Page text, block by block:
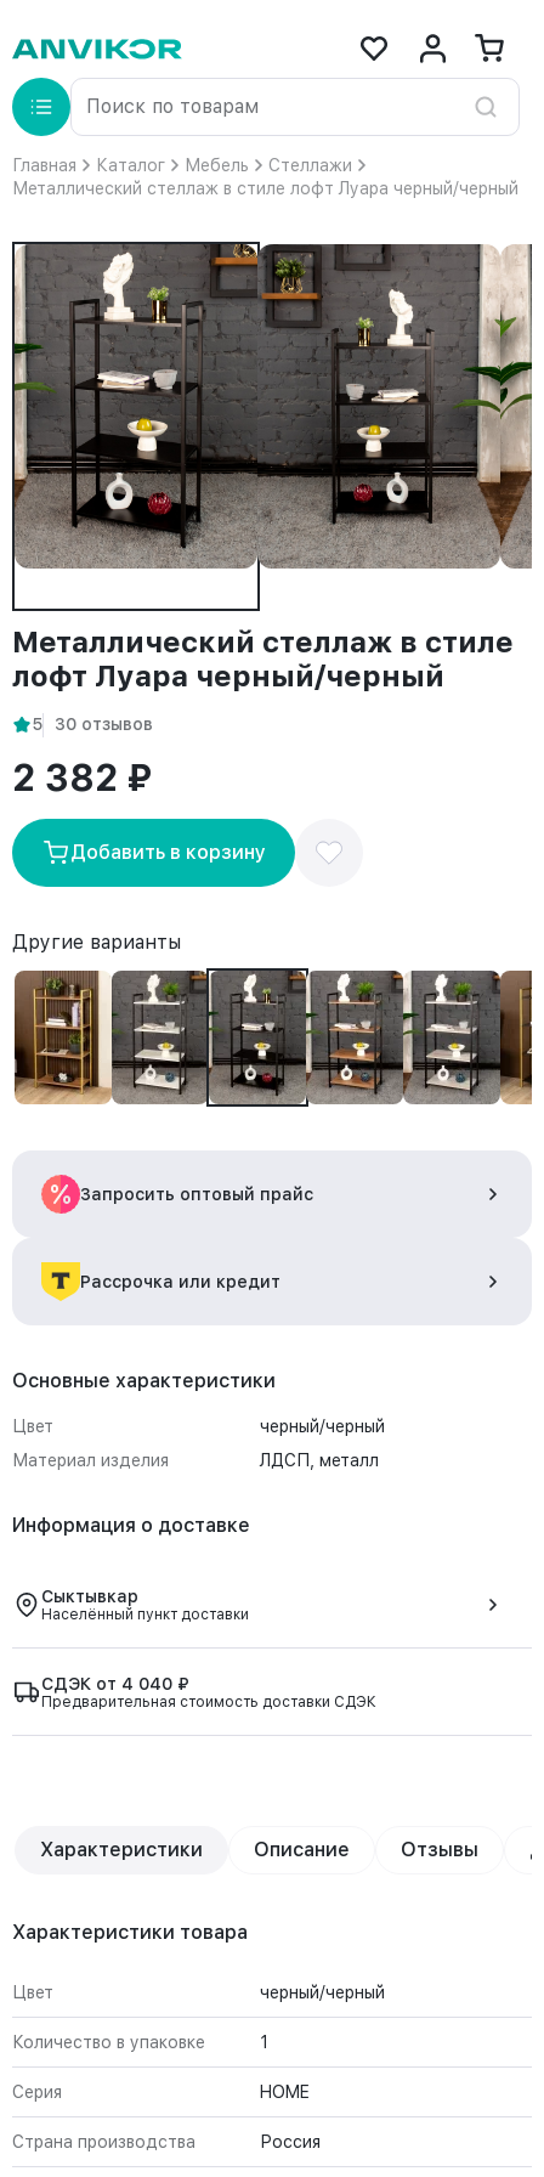
Главная Каталог Мебель
Стеллажи
Металлический стеллаж в стиле лофт Луара черный/черный
Металлический стеллаж в стиле
лофт Луара черный/черный
5 30 отзывов
2 382 ₽
Добавить в корзину
Другие варианты
Запросить оптовый прайс
Рассрочка или кредит
Основные характеристики
Цвет
черный/черный
Материал изделия
ЛДСП, металл
Информация о доставке
Сыктывкар
Населённый пункт доставки
СДЭК от 4 040 ₽
Предварительная стоимость доставки СДЭК
Характеристики Описание Отзывы
Характеристики товара
Цвет черный/черный
Количество в упаковке 1
Серия HOME
Страна производства Россия